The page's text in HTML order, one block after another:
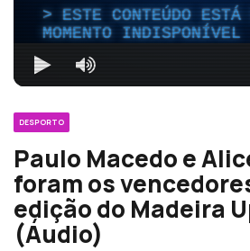
ESTE CONTEÚDO ESTÁ
MOMENTO INDISPONÍVEL
DESPORTO
Paulo Macedo e
foram os
edição do Madeira
(Áudio)